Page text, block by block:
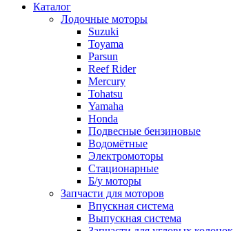
Каталог
Лодочные моторы
Suzuki
Toyama
Parsun
Reef Rider
Mercury
Tohatsu
Yamaha
Honda
Подвесные бензиновые
Водомётные
Электромоторы
Стационарные
Б/у моторы
Запчасти для моторов
Впускная система
Выпускная система